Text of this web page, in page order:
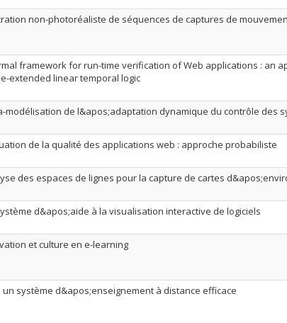
non-photoréaliste de séquences de captures de
framework for run-time verification of Web applications : an
extended linear temporal logic
modélisation de l&apos;adaptation dynamique du contrôle des
de la qualité des applications web : approche probabiliste
des espaces de lignes pour la capture de cartes
d&apos;aide à la visualisation interactive de logiciels
et culture en e-learning
un système d&apos;enseignement à distance efficace